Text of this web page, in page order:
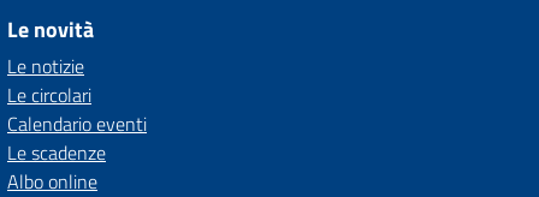
Le novità
Le notizie
Le circolari
Calendario eventi
Le scadenze
Albo online